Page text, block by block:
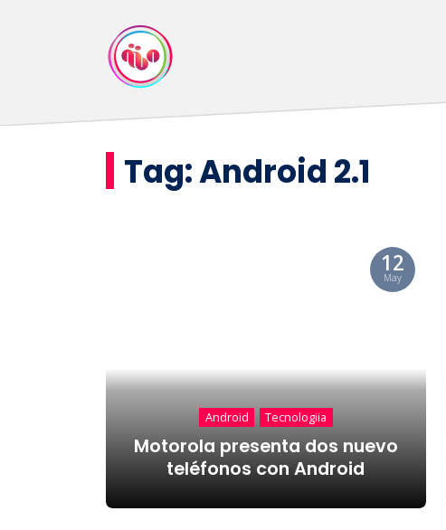
Tag:Android 2.1
12
May
Android Tecnologiia
Motorola presenta dos nuevo
teléfonos con Android